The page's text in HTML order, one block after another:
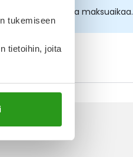
tukemiseen
tietoihin, joita
päivää korotonta maksuaikaa.